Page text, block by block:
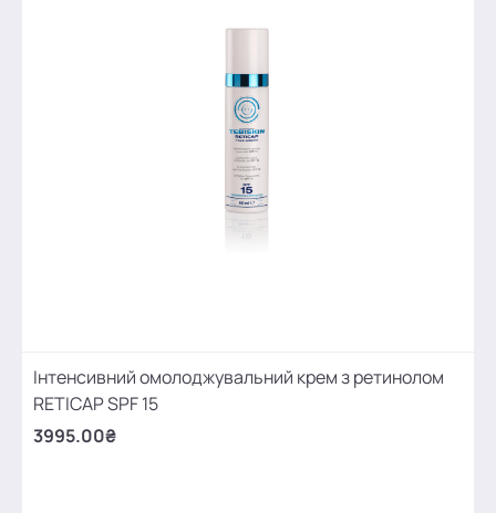
Інтенсивний омолоджувальний крем з ретинолом
RETICAP SPF 15
3995.00₴